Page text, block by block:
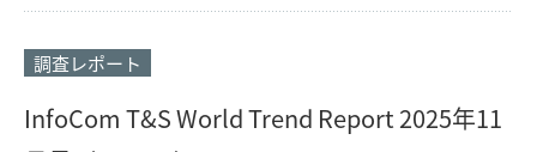
調査レポート
InfoCom T&S World Trend Report 2025年11